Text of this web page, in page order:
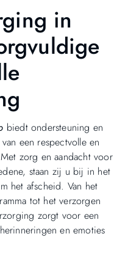
in
biedt ondersteuning en
een respectvolle en
zorg en aandacht voor
staan zij u bij in het
het afscheid. Van het
tot het verzorgen
zorgt voor een
en emoties